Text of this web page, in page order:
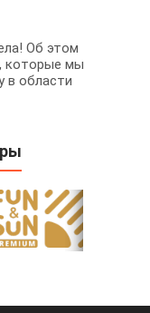
Об этом
, которые мы
в области